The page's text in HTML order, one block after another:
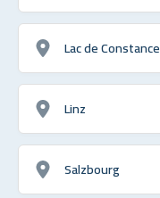
Lac de Constance
Linz
Salzbourg